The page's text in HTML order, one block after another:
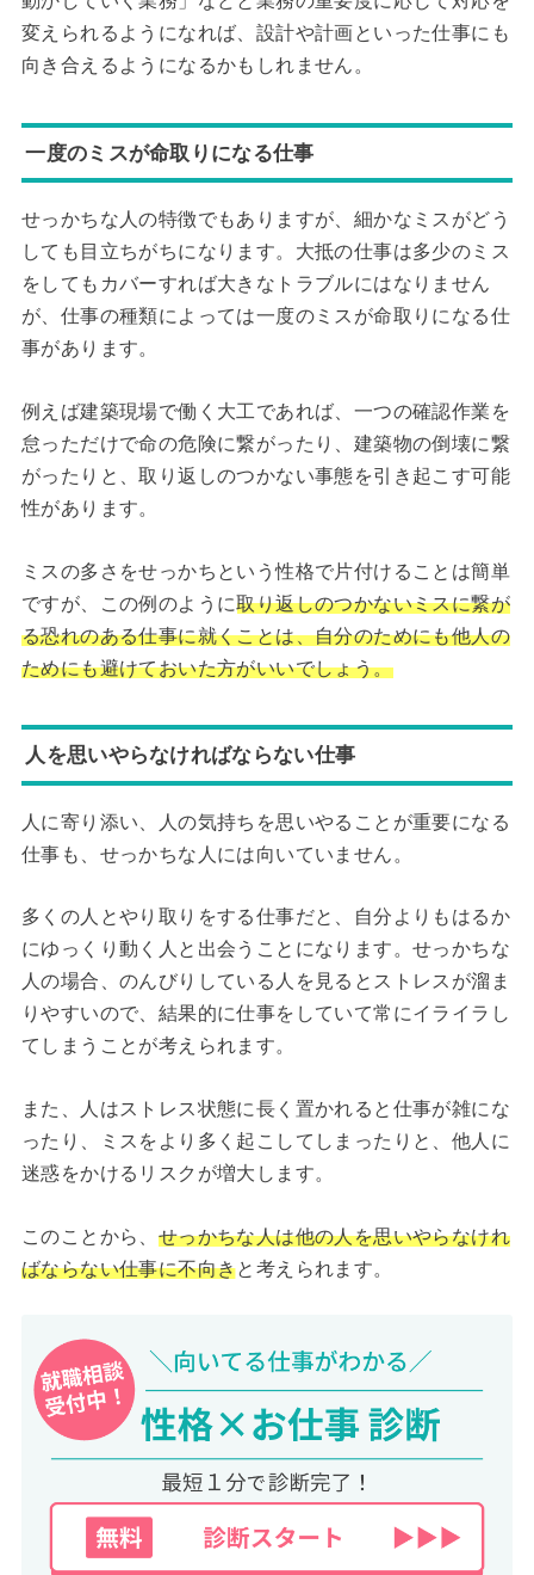
変えられるようになれば、設計や計画といった仕事にも
向き合えるようになるかもしれません。
一度のミスが命取りになる仕事
せっかちな人の特徴でもありますが、細かなミスがどう
しても目立ちがちになります。大抵の仕事は多少のミス
をしてもカバーすれば大きなトラブルにはなりません
が、仕事の種類によっては一度のミスが命取りになる仕
事があります。
例えば建築現場で働く大工であれば、一つの確認作業を
怠っただけで命の危険に繋がったり、建築物の倒壊に繋
がったりと、取り返しのつかない事態を引き起こす可能
性があります。
ミスの多さをせっかちという性格で片付けることは簡単
ですが、この例のように取り返しのつかないミスに繋が
る恐れのある仕事に就くことは、自分のためにも他人の
ためにも避けておいた方がいいでしょう。
人を思いやらなければならない仕事
人に寄り添い、人の気持ちを思いやることが重要になる
仕事も、せっかちな人には向いていません。
多くの人とやり取りをする仕事だと、自分よりもはるか
にゆっくり動く人と出会うことになります。せっかちな
人の場合、のんびりしている人を見るとストレスが溜ま
りやすいので、結果的に仕事をしていて常にイライラし
てしまうことが考えられます。
また、人はストレス状態に長く置かれると仕事が雑にな
ったり、ミスをより多く起こしてしまったりと、他人に
迷惑をかけるリスクが増大します。
このことから、 せっかちな人は他の人を思いやらなけれ
ばならない仕事に不向きと考えられます。